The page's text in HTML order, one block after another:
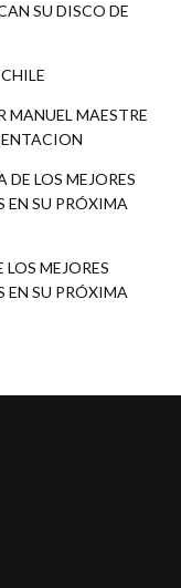
SU DISCO DE
MANUEL MAESTRE
LOS MEJORES
EN SU PRÓXIMA
MEJORES
EN SU PRÓXIMA